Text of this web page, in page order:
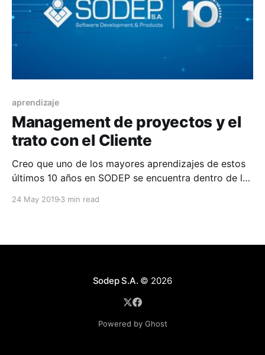
aprendizaje
Management de proyectos y el
trato con el Cliente
Creo que uno de los mayores aprendizajes de estos
últimos 10 años en SODEP se encuentra dentro de la
relación con nuestros clientes. Esta es sin duda una
24 May 2019 3 min read
Sodep S.A. © 2026
Powered by Ghost